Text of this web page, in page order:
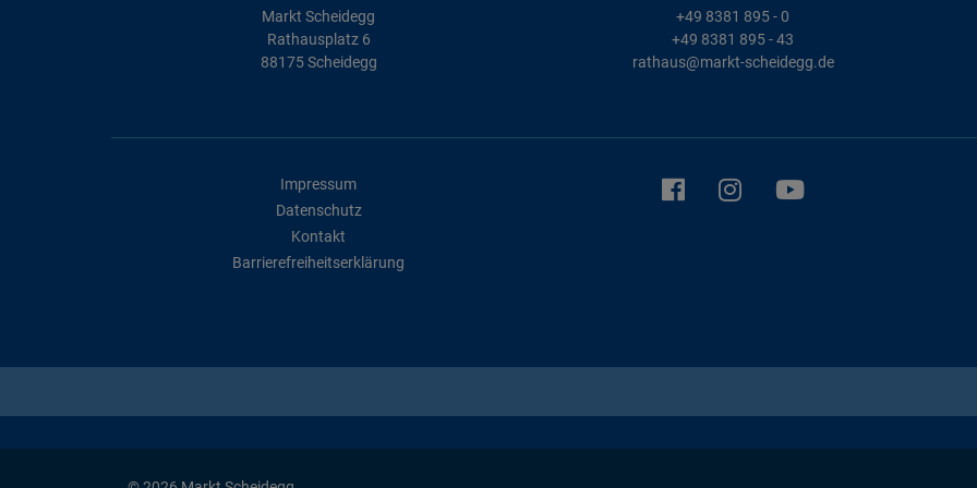
Markt Scheidegg
Rathausplatz 6
88175 Scheidegg
+49 8381 895 - 0
+49 8381 895 - 43
rathaus@markt-scheidegg.de
Impressum
Datenschutz
Kontakt
Barrierefreiheitserklärung